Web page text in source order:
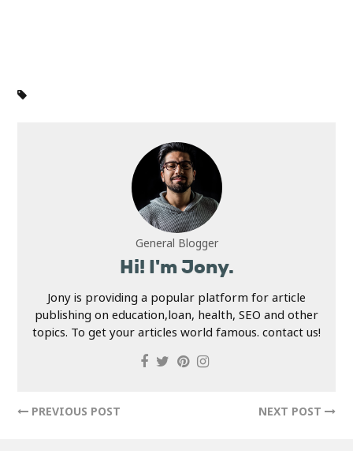
General Blogger
Hi! I'm Jony.
Jony is providing a popular platform for article
publishing on education,loan, health, SEO and other
topics. To get your articles world famous. contact us!
PREVIOUS POST NEXT POST